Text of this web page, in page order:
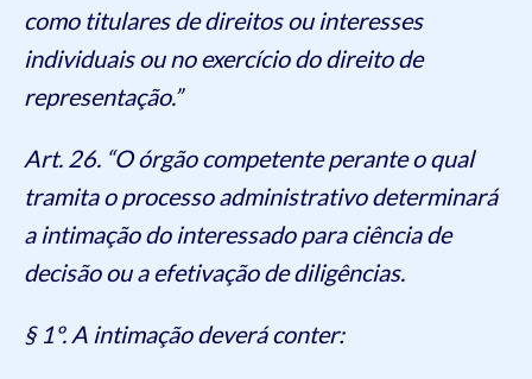
como titulares de direitos ou interesses
individuais ou no exercício do direito de
representação.”
Art. 26. “O órgão competente perante o qual
tramita o processo administrativo determinará
a intimação do interessado para ciência de
decisão ou a efetivação de diligências.
§ 1º. A intimação deverá conter: